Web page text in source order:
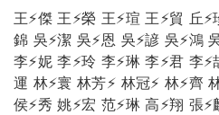
王⚡傑 王⚡榮 王⚡瑄 王⚡貿 丘
錦 吳⚡潔 吳⚡恩 吳⚡諺 吳⚡鴻
李⚡妮 李⚡玲 李⚡琳 李⚡君 李
運 林⚡寰 林芳⚡ 林冠⚡ 林⚡齊
侯⚡秀 姚⚡宏 范⚡琳 高⚡翔 張